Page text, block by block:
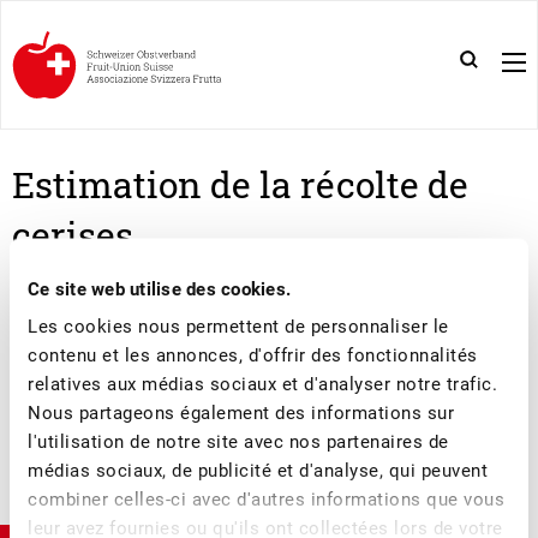
Ce site web utilise des cookies.
Les cookies nous permettent de personnaliser le
contenu et les annonces, d'offrir des fonctionnalités
relatives aux médias sociaux et d'analyser notre trafic.
Nous partageons également des informations sur
l'utilisation de notre site avec nos partenaires de
médias sociaux, de publicité et d'analyse, qui peuvent
combiner celles-ci avec d'autres informations que vous
leur avez fournies ou qu'ils ont collectées lors de votre
Estimation de la récolte de
cerises
ESTIMATION DE RÉCOLTE CERISES 2021/2